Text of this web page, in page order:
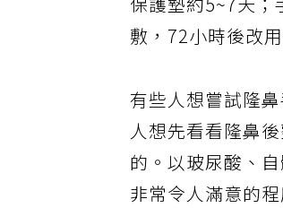
保護墊約5~7天
敷，72小時後改
有些人想嘗試隆
人想先看看隆鼻
的。以玻尿酸、